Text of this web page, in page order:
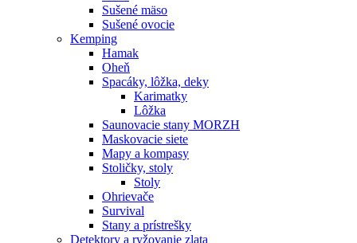
Sušené mäso
Sušené ovocie
Kemping
Hamak
Oheň
Spacáky, lôžka, deky
Karimatky
Lôžka
Saunovacie stany MORZH
Maskovacie siete
Mapy a kompasy
Stoličky, stoly
Stoly
Ohrievače
Survival
Stany a prístrešky
Detektory a ryžovanie zlata